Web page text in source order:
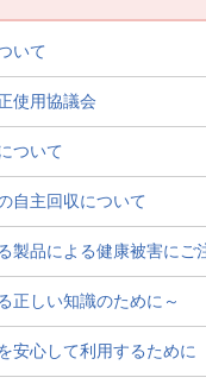
いて
使用協議会
ついて
自主回収について
製品による健康被害にご
しい知識のために～
安心して利用するために